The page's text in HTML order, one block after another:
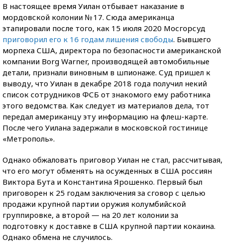
В настоящее время Уилан отбывает наказание в
мордовской колонии № 17. Сюда американца
этапировали после того, как 15 июля 2020 Мосгорсуд
приговорил его к 16 годам лишения свободы. Бывшего
морпеха США, директора по безопасности американской
компании Borg Warner, производящей автомобильные
детали, признали виновным в шпионаже. Суд пришел к
выводу, что Уилан в декабре 2018 года получил некий
список сотрудников ФСБ от знакомого ему работника
этого ведомства. Как следует из материалов дела, тот
передал американцу эту информацию на флеш-карте.
После чего Уилана задержали в московской гостинице
«Метрополь».
Однако обжаловать приговор Уилан не стал, рассчитывая,
что его могут обменять на осужденных в США россиян
Виктора Бута и Константина Ярошенко. Первый был
приговорен к 25 годам заключения за сговор с целью
продажи крупной партии оружия колумбийской
группировке, а второй — на 20 лет колонии за
подготовку к доставке в США крупной партии кокаина.
Однако обмена не случилось.